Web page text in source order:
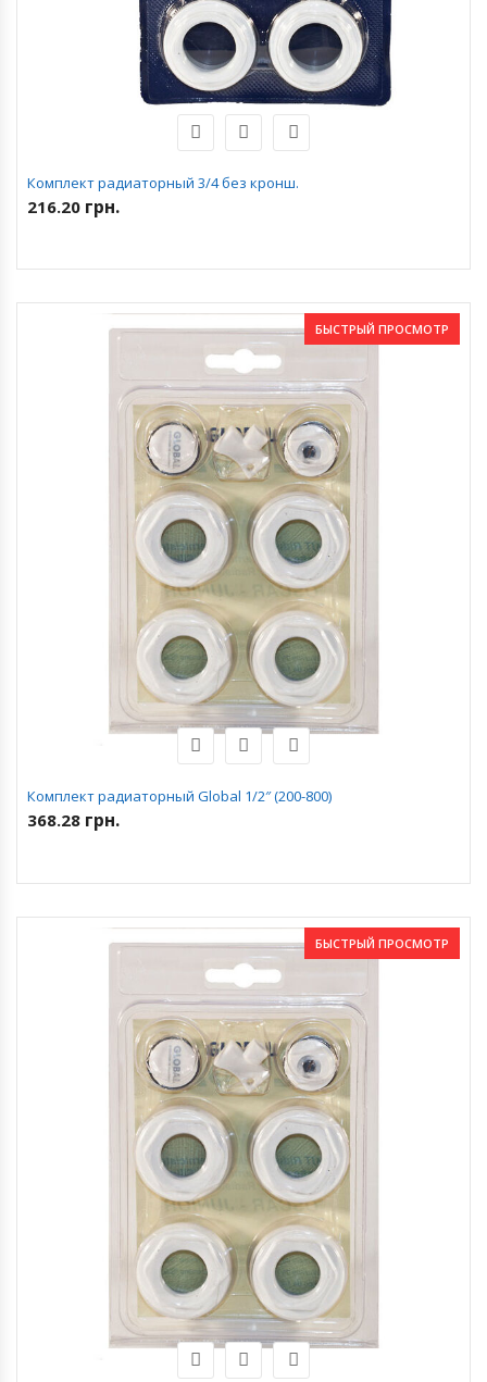
Комплект радиаторный 3/4 без кронш.
216.20 грн.
БЫСТРЫЙ ПРОСМОТР
Комплект радиаторный Global 1/2″ (200-800)
368.28 грн.
БЫСТРЫЙ ПРОСМОТР